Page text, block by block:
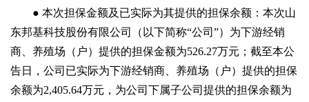
● 本次担保金额及已实际为其提供的担保余额：本次山
东邦基科技股份有限公司（以下简称“公司”）为下游经销
商、养殖场（户）提供的担保金额为526.27万元；截至本公
告日，公司已实际为下游经销商、养殖场（户）提供的担保
余额为2,405.64万元，为公司下属子公司提供的担保余额为